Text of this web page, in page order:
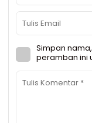
Simpan
peramban ini